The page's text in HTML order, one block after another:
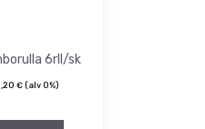
6rll/sk
€ (alv 0%)